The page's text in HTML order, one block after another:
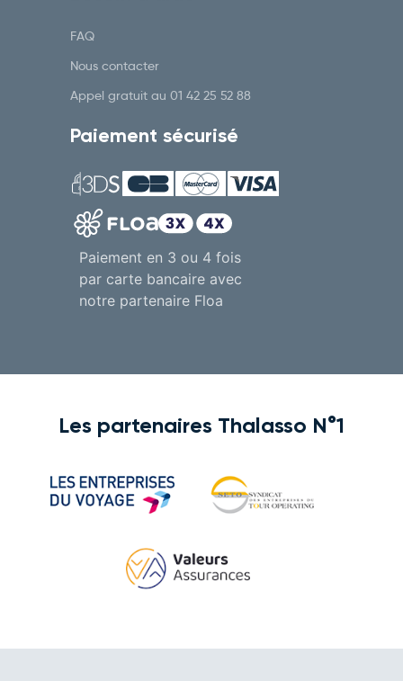
FAQ
Nous contacter
Appel gratuit au 01 42 25 52 88
Paiement sécurisé
Paiement en 3 ou 4 fois
par carte bancaire avec
notre partenaire Floa
Les partenaires Thalasso N°1